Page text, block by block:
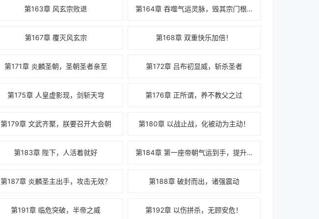
第163章 风玄宗败退 第164章 吞噬气运灵脉，毁其宗门根基
第167章 覆灭风玄宗 第168章 双重快乐加倍！
第171章 炎麟圣朝，圣朝圣者亲至 第172章 吕布初显威，斩杀圣者
第175章 人皇虚影现，剑斩天穹 第176章 正所谓，养不教父之过
第179章 文武齐聚，朕要召开大会朝 第180章 以战止战，化被动为主动！
第183章 陛下，人活着就好 第184章 第一座帝朝气运到手，提升实力
第187章 炎麟圣主出手，攻击无效？ 第188章 破封而出，诸强震动
第191章 临危突破，半帝之威 第192章 以伤拼杀，无顾安危！